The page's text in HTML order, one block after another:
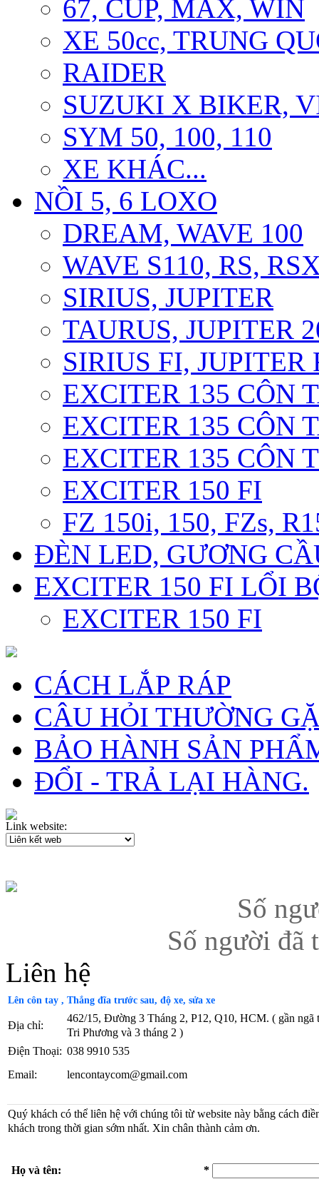
67, CUP, MAX, WIN
XE 50cc, TRUNG
RAIDER
SUZUKI X BIKER,
SYM 50, 100, 110
XE KHÁC...
NỒI 5, 6 LOXO
DREAM, WAVE 100
WAVE S110, RS,
SIRIUS, JUPITER
TAURUS, JUPITER
SIRIUS FI, JUPITER
EXCITER 135 CÔN
EXCITER 135 CÔN
EXCITER 135 CÔN
EXCITER 150 FI
FZ 150i, 150, FZs,
ĐÈN LED, GƯƠNG
EXCITER 150 FI LỔI
EXCITER 150 FI
CÁCH LẮP RÁP
CÂU HỎI THƯỜNG
BẢO HÀNH SẢN
ĐỔI - TRẢ LẠI HÀNG.
Link website:
Số
Số người đã
Liên hệ
Lên côn tay , Thắng đĩa trước sau, độ xe, sửa xe
Địa chỉ:
462/15, Đường 3 Tháng 2, P12, Q10, HCM. ( gần ngã
Tri Phương và 3 tháng 2 )
Điện Thoại: 038 9910 535
Email:
lencontaycom@gmail.com
Quý khách có thể liên hệ với chúng tôi từ website này bằng cách
khách trong thời gian sớm nhất. Xin chân thành cảm ơn.
Họ và tên: *